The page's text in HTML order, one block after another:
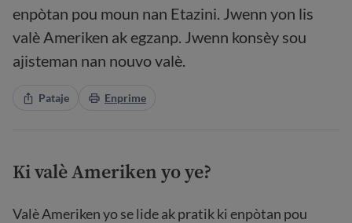
enpòtan pou moun nan Etazini. Jwenn yon lis
valè Ameriken ak egzanp. Jwenn konsèy sou
ajisteman nan nouvo valè.
Pataje Enprime
Ki valè Ameriken yo ye?
Valè Ameriken yo se lide ak pratik ki enpòtan pou